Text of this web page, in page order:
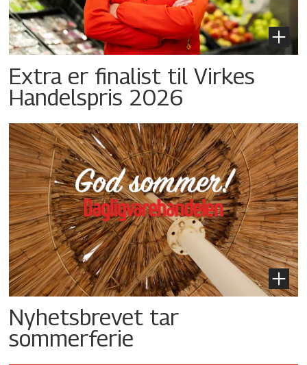
Extra er finalist til Virkes
Handelspris 2026
Nyhetsbrevet tar
sommerferie